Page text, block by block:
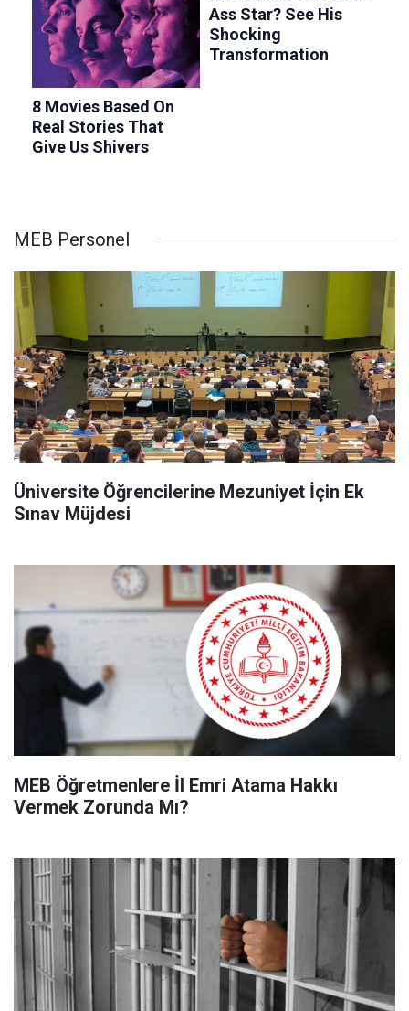
MEB Personel
Üniversite Öğrencilerine Mezuniyet İçin Ek
Sınav Müjdesi
MEB Öğretmenlere İl Emri Atama Hakkı
Vermek Zorunda Mı?